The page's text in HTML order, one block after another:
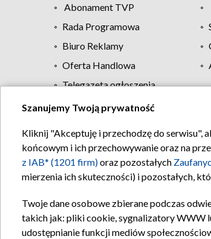
Abonament TVP
Rada Programowa
Biuro Reklamy
Oferta Handlowa
Telegazeta ogłoszenia
Szanujemy Twoją prywatność
Kliknij "Akceptuję i przechodzę do serwisu",
końcowym i ich przechowywanie oraz na
z IAB* (1201 firm)oraz pozostałych
mierzenia ich skuteczności) i pozostałych,
Twoje dane osobowe zbierane podczas
takich jak: pliki cookie, sygnalizatory WWW
udostępnianie funkcji mediów